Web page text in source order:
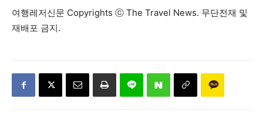
여행레저신문 Copyrights ⓒ The Travel News. 무단전재 및
재배포 금지.